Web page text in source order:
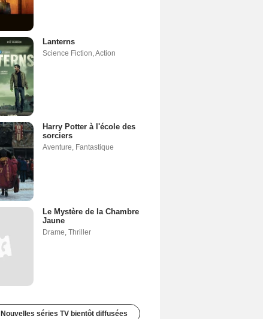
Lanterns
Science Fiction Action
Harry Potter à l'école des
sorciers
Aventure Fantastique
Le Mystère de la Chambre
Jaune
Drame Thriller
Nouvelles séries TV bientôt diffusées